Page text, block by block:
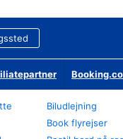
Biludlejning
Book flyrejser